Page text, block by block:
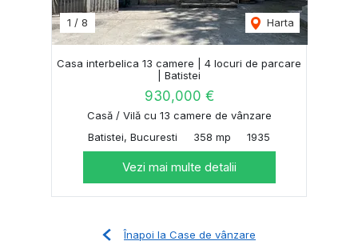
1 / 8 Harta
Casa interbelica 13 camere | 4 locuri de parcare
| Batistei
930,000 €
Casă / Vilă cu 13 camere de vânzare
Batistei, Bucuresti
358 mp 1935
Vezi mai multe detalii
Înapoi la Case de vânzare